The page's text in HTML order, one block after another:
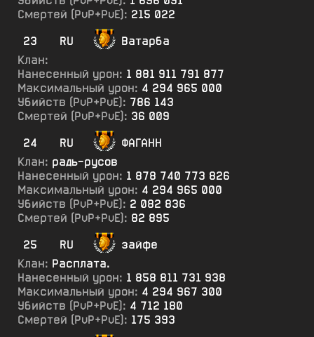
Смертей (PvP+PvE): 215 022
23
RU
Ватарба
Клан:
Нанесенный урон: 1 881 911 791 877
Максимальный урон: 4 294 965 000
Убийств (PvP+PvE): 786 143
Смертей (PvP+PvE): 36 009
24
RU
ФАГАНН
Клан: радь-русов
Нанесенный урон: 1 878 740 773 826
Максимальный урон: 4 294 965 000
Убийств (PvP+PvE): 2 082 836
Смертей (PvP+PvE): 82 895
25
RU
зайфе
Клан: Расплата.
Нанесенный урон: 1 858 811 731 938
Максимальный урон: 4 294 967 300
Убийств (PvP+PvE): 4 712 180
Смертей (PvP+PvE): 175 393